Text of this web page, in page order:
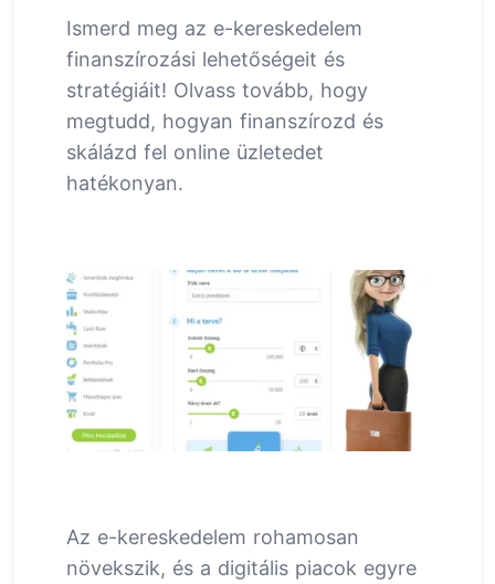
Ismerd meg az e-kereskedelem
finanszírozási lehetőségeit és
stratégiáit! Olvass tovább, hogy
megtudd, hogyan finanszírozd és
skálázd fel online üzletedet
hatékonyan.
Az e-kereskedelem rohamosan
növekszik, és a digitális piacok egyre